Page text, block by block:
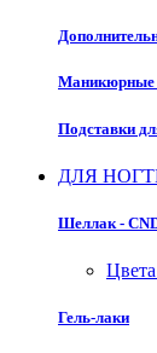
Маникюрные
Подставки
ДЛЯ
Шеллак -
Гель-лаки